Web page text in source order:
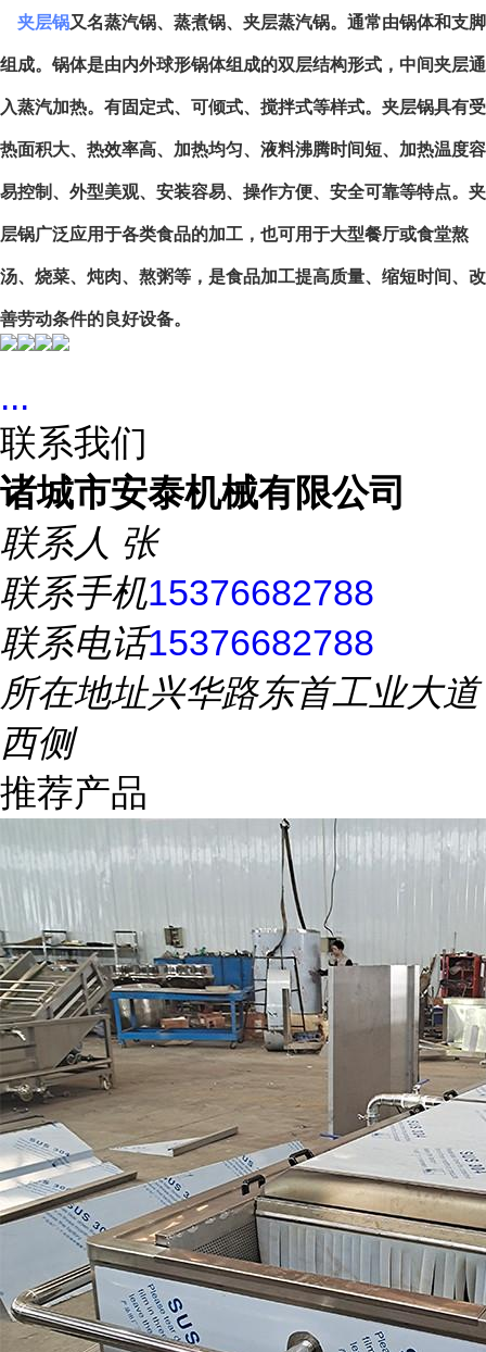
夹层锅又名蒸汽锅、蒸煮锅、夹层蒸汽锅。通常由锅体和支脚
组成。锅体是由内外球形锅体组成的双层结构形式，中间夹层通
入蒸汽加热。有固定式、可倾式、搅拌式等样式。夹层锅具有受
热面积大、热效率高、加热均匀、液料沸腾时间短、加热温度容
易控制、外型美观、安装容易、操作方便、安全可靠等特点。夹
层锅广泛应用于各类食品的加工，也可用于大型餐厅或食堂熬
汤、烧菜、炖肉、熬粥等，是食品加工提高质量、缩短时间、改
善劳动条件的良好设备。
...
联系我们
诸城市安泰机械有限公司
联系人 张
联系手机15376682788
联系电话15376682788
所在地址兴华路东首工业大道
西侧
推荐产品